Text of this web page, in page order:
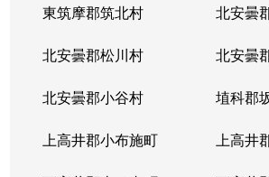
東筑摩郡筑北村 北安曇
北安曇郡松川村 北安曇
北安曇郡小谷村 埴科郡
上高井郡小布施町 上高井